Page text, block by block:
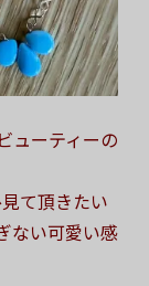
ューティーの
て頂きたい
ない可愛い感